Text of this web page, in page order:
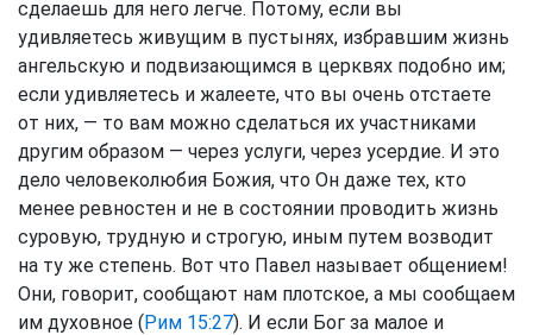
сделаешь для него легче. Потому, если вы
удивляетесь живущим в пустынях, избравшим жизнь
ангельскую и подвизающимся в церквях подобно им;
если удивляетесь и жалеете, что вы очень отстаете
от них, — то вам можно сделаться их участниками
другим образом — через услуги, через усердие. И это
дело человеколюбия Божия, что Он даже тех, кто
менее ревностен и не в состоянии проводить жизнь
суровую, трудную и строгую, иным путем возводит
на ту же степень. Вот что Павел называет общением!
Они, говорит, сообщают нам плотское, а мы сообщаем
им духовное (Рим 15:27). И если Бог за малое и